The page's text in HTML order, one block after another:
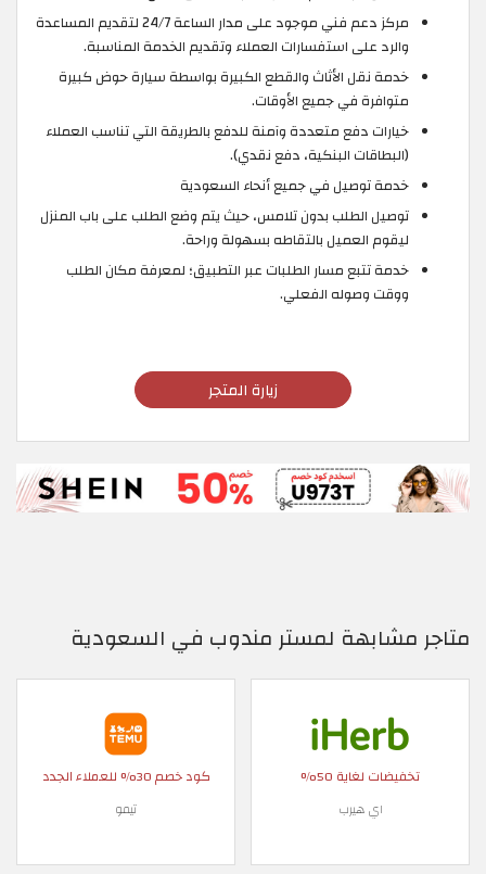
مركز دعم فني موجود على مدار الساعة 24/7 لتقديم المساعدة
والرد على استفسارات العملاء وتقديم الخدمة المناسبة.
خدمة نقل الأثاث والقطع الكبيرة بواسطة سيارة حوض كبيرة
متوافرة في جميع الأوقات.
خيارات دفع متعددة وآمنة للدفع بالطريقة التي تناسب العملاء
(البطاقات البنكية، دفع نقدي).
خدمة توصيل في جميع أنحاء السعودية
توصيل الطلب بدون تلامس، حيث يتم وضع الطلب على باب المنزل
ليقوم العميل بالتقاطه بسهولة وراحة.
خدمة تتبع مسار الطلبات عبر التطبيق؛ لمعرفة مكان الطلب
ووقت وصوله الفعلي.
زيارة المتجر
متاجر مشابهة لمستر مندوب في السعودية
تخفيضات لغاية 50%
اي هيرب
كود خصم 30% للعملاء الجدد
تيمو